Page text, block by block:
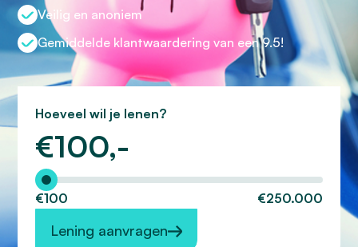
Veilig en anoniem
Gemiddelde klantwaardering van een 9.5!
Hoeveel wil je lenen?
€100,-
Hoeveel wilt u lenen?
€100 €250.000
Lening aanvragen